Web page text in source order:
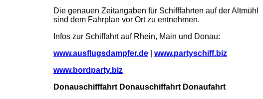
Die genauen Zeitangaben für Schifffahrten auf der Altmühl
sind dem Fahrplan vor Ort zu entnehmen.
Infos zur Schiffahrt auf Rhein, Main und Donau:
www.ausflugsdampfer.de
www.partyschiff.biz
www.bordparty.biz
Donauschifffahrt Donauschiffahrt Donaufahrt